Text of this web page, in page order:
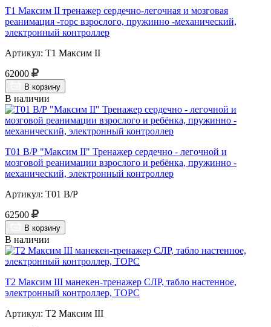
Т1 Максим II тренажер сердечно-легочная и мозговая
реанимация -торс взрослого, пружинно -механический,
электронный контроллер
Артикул: Т1 Максим II
62000
В корзину
В наличии
Т01 В/Р "Максим II" Тренажер сердечно - легочной и
мозговой реанимации взрослого и ребёнка, пружинно -
механический, электронный контроллер
Артикул: Т01 В/Р
62500
В корзину
В наличии
Т2 Максим III манекен-тренажер СЛР, табло настенное,
электронный контроллер, ТОРС
Артикул: Т2 Максим III